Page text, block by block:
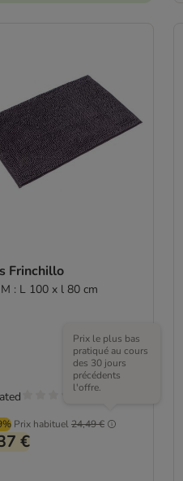
Frinchillo
: L 100 x l 80 cm
Prix habituel24,49 €
Prix le plus bas
pratiqué au cours
des 30 jours
précédents
l'offre.
€